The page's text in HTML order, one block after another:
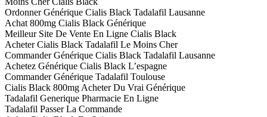
Ordonner Générique Cialis Black Tadalafil Lausanne
Achat 800mg Cialis Black Générique
Meilleur Site De Vente En Ligne Cialis Black
Acheter Cialis Black Tadalafil Le Moins Cher
Commander Générique Cialis Black Tadalafil Lausanne
Achetez Générique Cialis Black L’espagne
Commander Générique Tadalafil Toulouse
Cialis Black 800mg Acheter Du Vrai Générique
Tadalafil Generique Pharmacie En Ligne
Tadalafil Passer La Commande